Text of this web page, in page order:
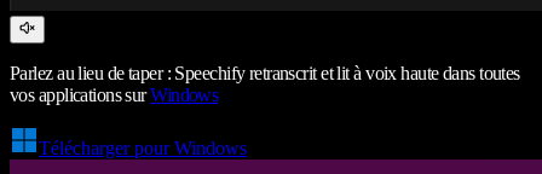
Parlez au lieu de taper : Speechify retranscrit et lit à voix haute dans toutes
vos applications surWindows
Télécharger pour Windows